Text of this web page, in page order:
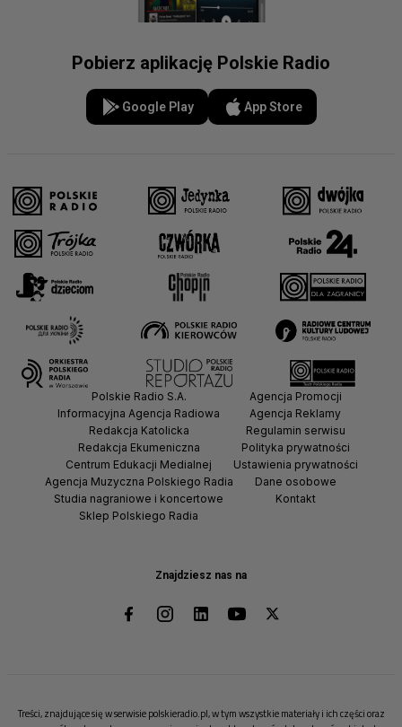
Pobierz aplikację Polskie Radio
Google Play App Store
Znajdziesz nas na
Polskie Radio S.A.
Informacyjna Agencja Radiowa
Redakcja Katolicka
Redakcja Ekumeniczna
Centrum Edukacji Medialnej
Agencja Muzyczna Polskiego Radia
Studia nagraniowe i koncertowe
Sklep Polskiego Radia
Agencja Promocji
Agencja Reklamy
Regulamin serwisu
Polityka prywatności
Ustawienia prywatności
Dane osobowe
Kontakt
Treści, znajdujące się w serwisie polskieradio.pl, w tym wszystkie materiały i ich części oraz